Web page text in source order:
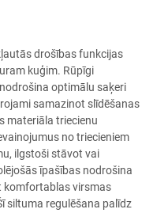
drošības funkcijas
kuģim. Rūpīgi
optimālu saķeri
samazinot slīdēšanas
materiāla triecienu
no triecieniem
ilgstoši stāvot vai
īpašības nodrošina
komfortablas virsmas
siltuma regulēšana palīdz